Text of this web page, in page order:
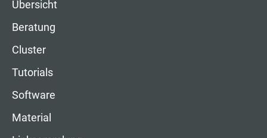
Übersicht
Beratung
Cluster
Tutorials
Software
Material